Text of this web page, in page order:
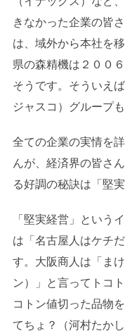
きなかった企業の皆
は、域外から本社を
県の森精機は２００
そうです。そういえ
ジャスコ）グループ
全ての企業の実情を
んが、経済界の皆さ
る好調の秘訣は「堅
「堅実経営」という
は「名古屋人はケチ
す。大阪商人は「ま
ン）」と言ってトコ
コトン値切った品物
てちょ？（河村たか